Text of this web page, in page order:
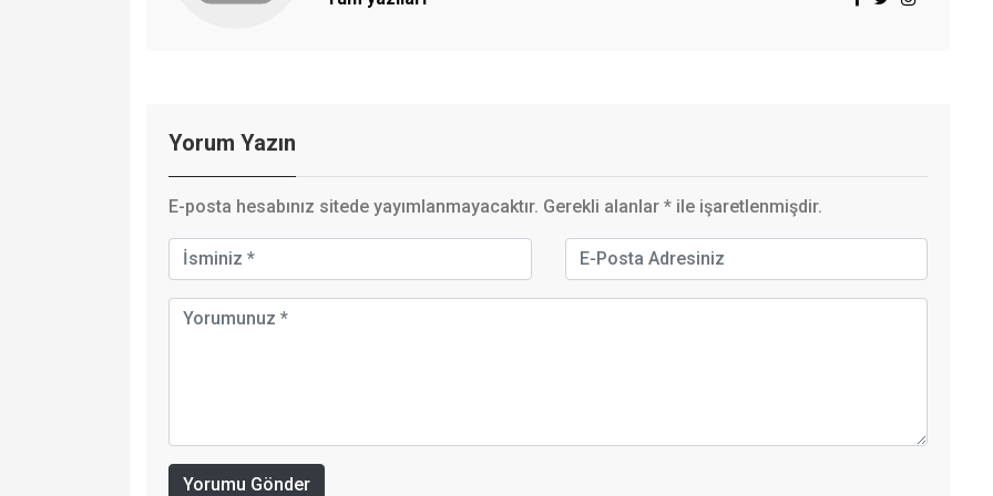
Yorum Yazın
E-posta hesabınız sitede yayımlanmayacaktır. Gerekli alanlar * ile işaretlenmişdir.
Yorumu Gönder